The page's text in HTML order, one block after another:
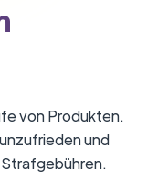
von Produkten.
und